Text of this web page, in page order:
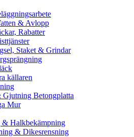
& Avlopp
Rabatter
Staket & Grindar
källaren
Betongplatta
Mur
& Halkbekämpning
& Dikesrensning